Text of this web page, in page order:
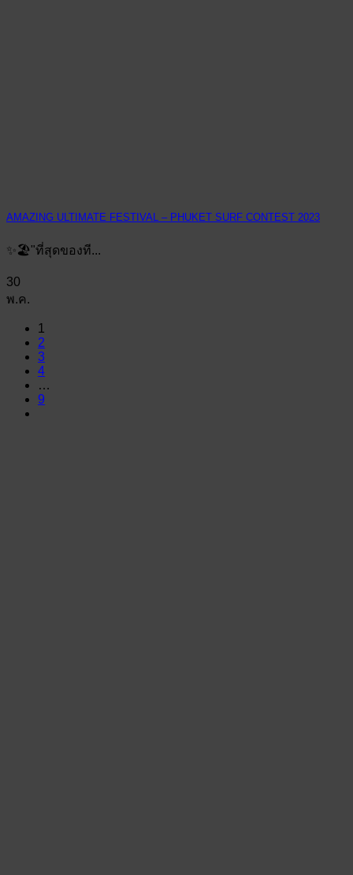
AMAZING ULTIMATE FESTIVAL – PHUKET SURF CONTEST 2023
✨️🏖"ที่สุดของที...
30
พ.ค.
1
2
3
4
…
9